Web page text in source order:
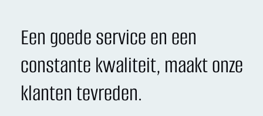
Een goede service en een
constante kwaliteit, maakt onze
klanten tevreden.